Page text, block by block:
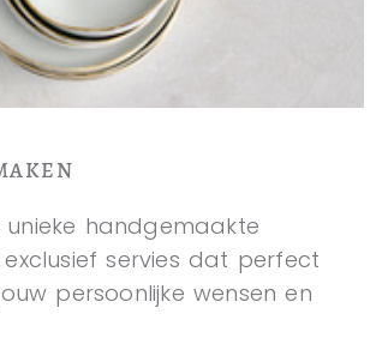
unieke handgemaakte
servies dat perfect
persoonlijke wensen en